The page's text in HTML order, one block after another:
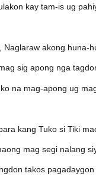
kay tam-is ug
Naglaraw akong huna-
sig apong nga
na mag-apong ug
kang Tuko si Tiki
mag segi nalang
takos